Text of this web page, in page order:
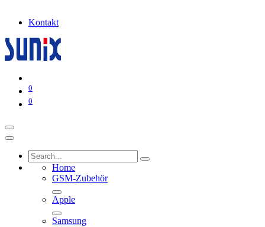
Kontakt
0
0
Home
GSM-Zubehör
Apple
Samsung